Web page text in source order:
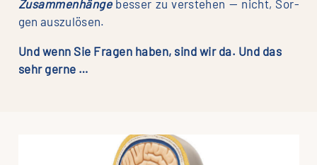
Zusam­men­hän­gebes­ser zu ver­ste­hen — nicht, Sor­
gen auszulösen.
Und wenn Sie Fra­gen haben, sind wir da. Und das
sehr gerne …